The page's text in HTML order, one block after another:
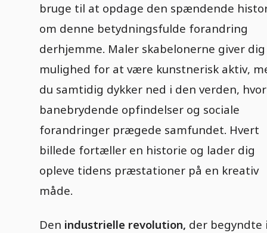
bruge til at opdage den spændende
om denne betydningsfulde forandring
derhjemme. Maler skabelonerne giver dig
mulighed for at være kunstnerisk aktiv,
du samtidig dykker ned i den verden, hvor
banebrydende opfindelser og sociale
forandringer prægede samfundet. Hvert
billede fortæller en historie og lader dig
opleve tidens præstationer på en kreativ
måde.
Den industrielle revolution, der begyndte